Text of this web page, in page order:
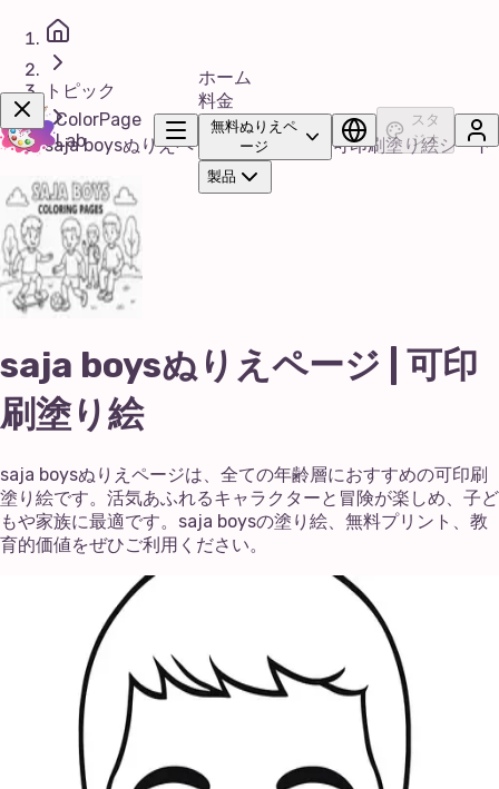
今すぐ購入！
ColorPage
Lab
ホーム
料金
無料ぬりえペ
ージ
製品
スタ
ジオ
トピック
saja boysぬりえページ | 子ども向け可印刷塗り絵シート
saja boysぬりえページ | 可印
刷塗り絵
saja boysぬりえページは、全ての年齢層におすすめの可印刷
塗り絵です。活気あふれるキャラクターと冒険が楽しめ、子ど
もや家族に最適です。saja boysの塗り絵、無料プリント、教
育的価値をぜひご利用ください。